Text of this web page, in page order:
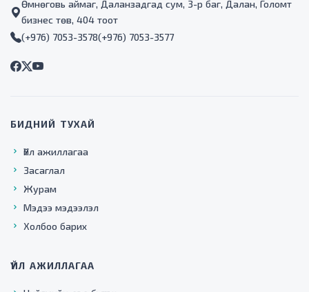
эмч, ажилтнуудын ажилд хүндрэл учирсаар байна.
Өмнөговь аймаг, Даланзадгад сум, 3-р баг, Далан, Голомт
бизнес төв, 404 тоот
(+976) 7053-3578(+976) 7053-3577
БИДНИЙ ТУХАЙ
Үйл ажиллагаа
Засаглал
Журам
Мэдээ мэдээлэл
Холбоо барих
ҮЙЛ АЖИЛЛАГАА